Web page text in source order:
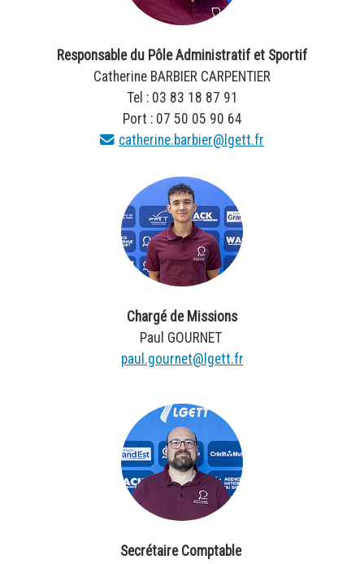
Responsable du Pôle Administratif et Sportif
Catherine BARBIER CARPENTIER
Tel : 03 83 18 87 91
Port : 07 50 05 90 64
catherine.barbier@lgett.fr
Chargé de Missions
Paul GOURNET
paul.gournet@lgett.fr
Secrétaire Comptable